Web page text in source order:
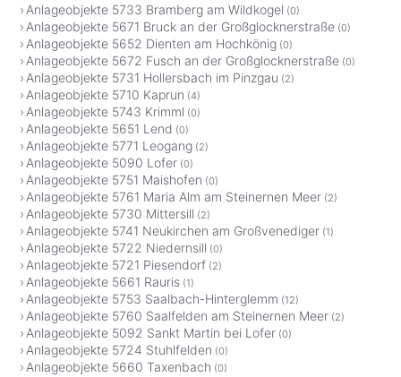
Anlageobjekte 5733 Bramberg am Wildkogel (0)
Anlageobjekte 5671 Bruck an der Großglocknerstraße (0)
Anlageobjekte 5652 Dienten am Hochkönig (0)
Anlageobjekte 5672 Fusch an der Großglocknerstraße (0)
Anlageobjekte 5731 Hollersbach im Pinzgau (2)
Anlageobjekte 5710 Kaprun (4)
Anlageobjekte 5743 Krimml (0)
Anlageobjekte 5651 Lend (0)
Anlageobjekte 5771 Leogang (2)
Anlageobjekte 5090 Lofer (0)
Anlageobjekte 5751 Maishofen (0)
Anlageobjekte 5761 Maria Alm am Steinernen Meer (2)
Anlageobjekte 5730 Mittersill (2)
Anlageobjekte 5741 Neukirchen am Großvenediger (1)
Anlageobjekte 5722 Niedernsill (0)
Anlageobjekte 5721 Piesendorf (2)
Anlageobjekte 5661 Rauris (1)
Anlageobjekte 5753 Saalbach-Hinterglemm (12)
Anlageobjekte 5760 Saalfelden am Steinernen Meer (2)
Anlageobjekte 5092 Sankt Martin bei Lofer (0)
Anlageobjekte 5724 Stuhlfelden (0)
Anlageobjekte 5660 Taxenbach (0)